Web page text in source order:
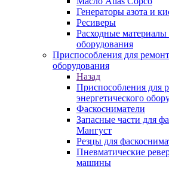
Генераторы азота и
Ресиверы
Расходные материалы
оборудования
Приспособления для
оборудования
Назад
Приспособления для
энергетического
Фаскосниматели
Запасные части для
Мангуст
Резцы для
Пневматические
машины